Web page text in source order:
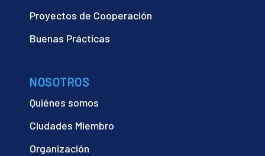
Proyectos de Cooperación
Buenas Prácticas
NOSOTROS
Quiénes somos
Ciudades Miembro
Organización